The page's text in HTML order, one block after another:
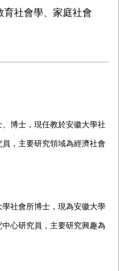
育社會學、家庭社會
博士，現任教於安徽大學社
，主要研究領域為經濟社會
社會所博士，現為安徽大學
心研究員，主要研究興趣為